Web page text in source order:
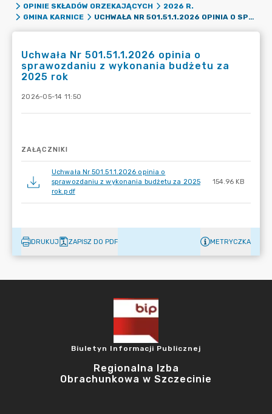
OPINIE SKŁADÓW ORZEKAJĄCYCH
2026 R.
GMINA KARNICE
UCHWAŁA NR 501.51.1.2026 OPINIA O SPRAWOZDANIU Z WYKONANIA BUDŻETU ZA 2025 ROK
Uchwała Nr 501.51.1.2026 opinia o
sprawozdaniu z wykonania budżetu za
2025 rok
2026-05-14 11:50
ZAŁĄCZNIKI
Uchwała Nr 501.51.1.2026 opinia o
sprawozdaniu z wykonania budżetu za 2025
rok.pdf
154.96 KB
DRUKUJ ZAPISZ DO PDF METRYCZKA
Biuletyn Informacji Publicznej
Regionalna Izba
Obrachunkowa w Szczecinie